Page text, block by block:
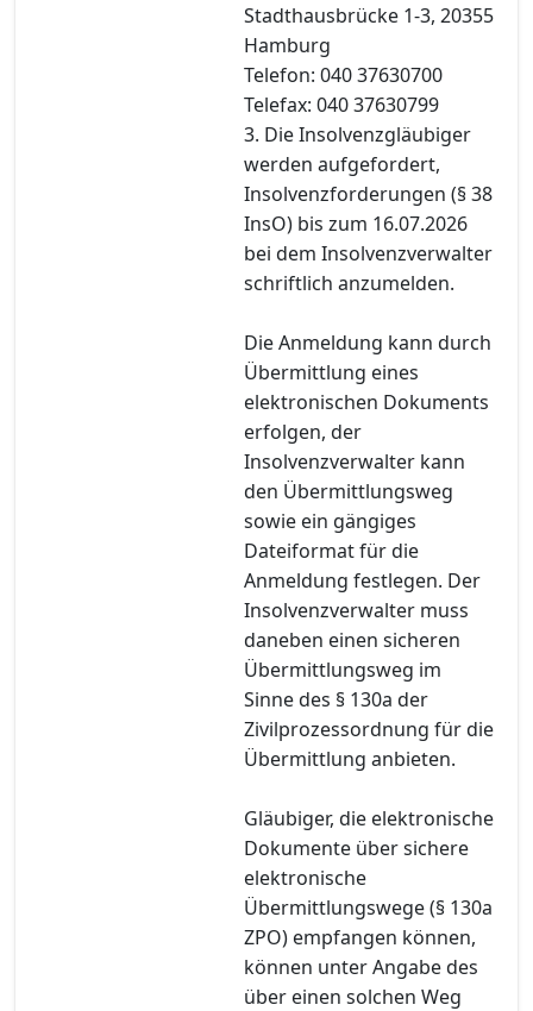
Stadthausbrücke 1-3, 20355
Hamburg
Telefon: 040 37630700
Telefax: 040 37630799
3. Die Insolvenzgläubiger
werden aufgefordert,
Insolvenzforderungen (§ 38
InsO) bis zum 16.07.2026
bei dem Insolvenzverwalter
schriftlich anzumelden.
Die Anmeldung kann durch
Übermittlung eines
elektronischen Dokuments
erfolgen, der
Insolvenzverwalter kann
den Übermittlungsweg
sowie ein gängiges
Dateiformat für die
Anmeldung festlegen. Der
Insolvenzverwalter muss
daneben einen sicheren
Übermittlungsweg im
Sinne des § 130a der
Zivilprozessordnung für die
Übermittlung anbieten.
Gläubiger, die elektronische
Dokumente über sichere
elektronische
Übermittlungswege (§ 130a
ZPO) empfangen können,
können unter Angabe des
über einen solchen Weg